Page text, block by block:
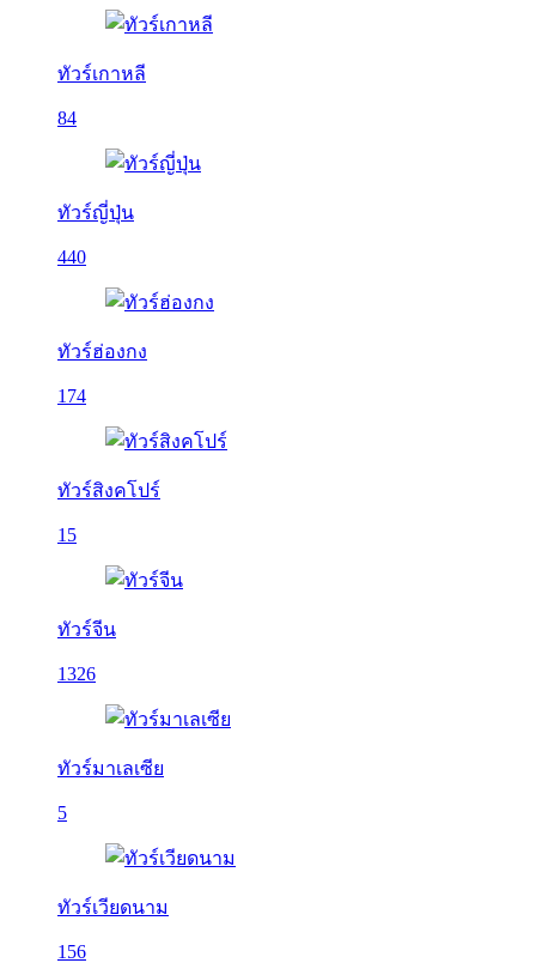
ทัวร์เกาหลี
84
ทัวร์ญี่ปุ่น
440
ทัวร์ฮ่องกง
174
ทัวร์สิงคโปร์
15
ทัวร์จีน
1326
ทัวร์มาเลเซีย
5
ทัวร์เวียดนาม
156